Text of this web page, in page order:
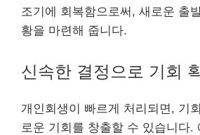
조기에 회복함으로써, 새로운 출
황을 마련해 줍니다.
신속한 결정으로 기회
개인회생이 빠르게 처리되면, 기
로운 기회를 창출할 수 있습니다.